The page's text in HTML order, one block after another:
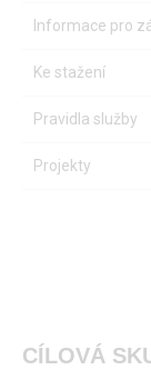
Informace pro
Ke stažení
Pravidla služby
Projekty
CÍLOVÁ